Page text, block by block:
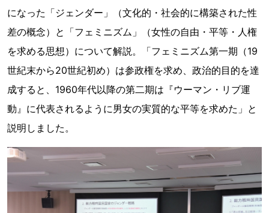
になった「ジェンダー」（文化的・社会的に構築された性
差の概念）と「フェミニズム」（女性の自由・平等・人権
を求める思想）について解説。「フェミニズム第一期（19
世紀末から20世紀初め）は参政権を求め、政治的目的を達
成すると、1960年代以降の第二期は『ウーマン・リブ運
動』に代表されるように男女の実質的な平等を求めた」と
説明しました。